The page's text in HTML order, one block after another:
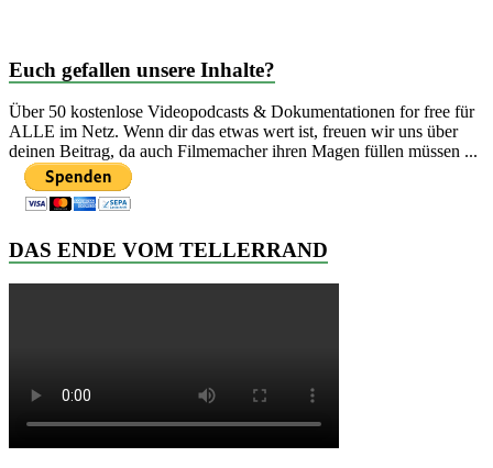
Euch gefallen unsere Inhalte?
Über 50 kostenlose Videopodcasts & Dokumentationen for free für
ALLE im Netz. Wenn dir das etwas wert ist, freuen wir uns über
deinen Beitrag, da auch Filmemacher ihren Magen füllen müssen ...
DAS ENDE VOM TELLERRAND